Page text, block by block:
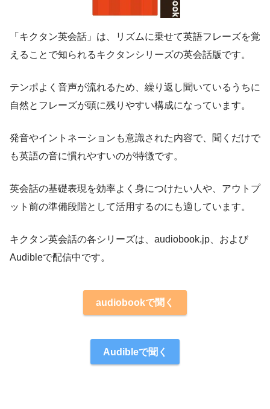
「キクタン英会話」は、リズムに乗せて英語フレーズを覚
えることで知られるキクタンシリーズの英会話版です。
テンポよく音声が流れるため、繰り返し聞いているうちに
自然とフレーズが頭に残りやすい構成になっています。
発音やイントネーションも意識された内容で、聞くだけで
も英語の音に慣れやすいのが特徴です。
英会話の基礎表現を効率よく身につけたい人や、アウトプ
ット前の準備段階として活用するのにも適しています。
キクタン英会話の各シリーズは、audiobook.jp、および
Audibleで配信中です。
audiobookで聞く
Audibleで聞く